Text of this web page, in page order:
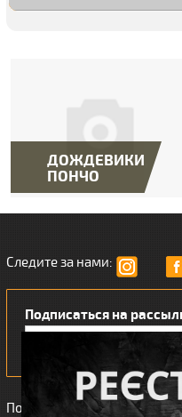
ДОЖДЕВИКИ,
ПОНЧО
Следите за нами:
Подписаться на
Понравился наш интернет